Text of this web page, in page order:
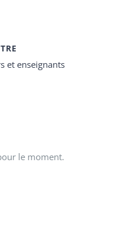
et enseignants
le moment.